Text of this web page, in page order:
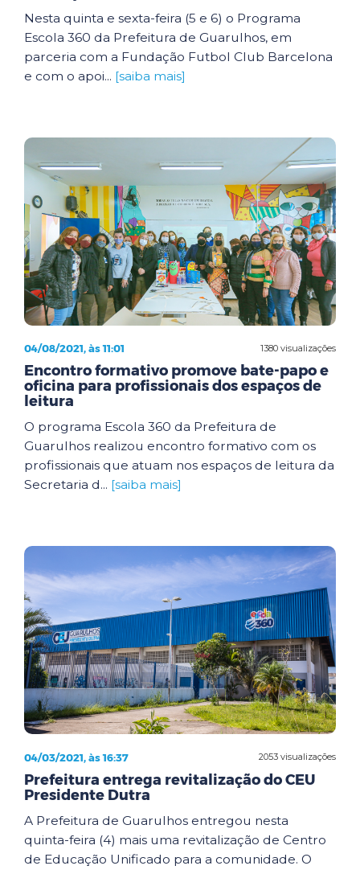
Nesta quinta e sexta-feira (5 e 6) o Programa
Escola 360 da Prefeitura de Guarulhos, em
parceria com a Fundação Futbol Club Barcelona
e com o apoi... [saiba mais]
1380 visualizações
04/08/2021, às 11:01
Encontro formativo promove bate-papo e
oficina para profissionais dos espaços de
leitura
O programa Escola 360 da Prefeitura de
Guarulhos realizou encontro formativo com os
profissionais que atuam nos espaços de leitura da
Secretaria d... [saiba mais]
2053 visualizações
04/03/2021, às 16:37
Prefeitura entrega revitalização do CEU
Presidente Dutra
A Prefeitura de Guarulhos entregou nesta
quinta-feira (4) mais uma revitalização de Centro
de Educação Unificado para a comunidade. O